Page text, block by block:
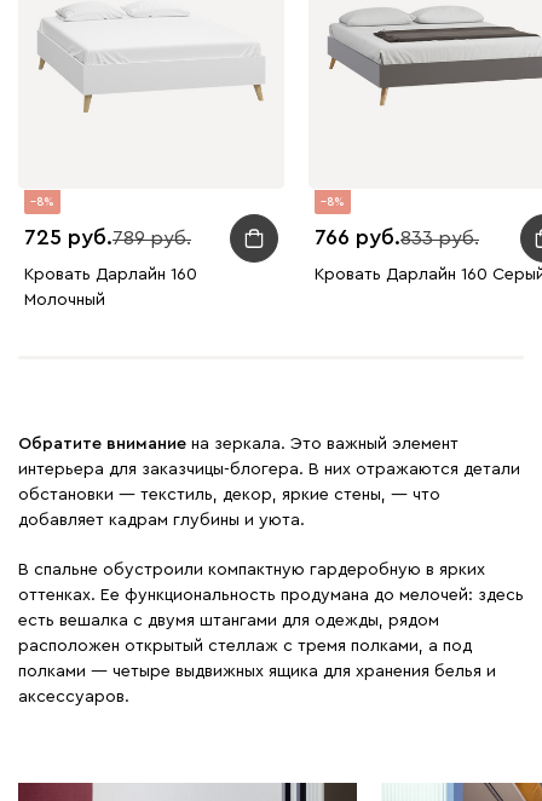
8
725 789
Кровать Дарлайн 160
Молочный
8
766 833
Кровать Дарлайн 160
Обратите внимание на зеркала. Это важный элемент
интерьера для заказчицы-блогера. В них отражаются детали
обстановки — текстиль, декор, яркие стены, — что
добавляет кадрам глубины и уюта.
В спальне обустроили компактную гардеробную в ярких
оттенках. Ее функциональность продумана до мелочей: здесь
есть вешалка с двумя штангами для одежды, рядом
расположен открытый стеллаж с тремя полками, а под
полками — четыре выдвижных ящика для хранения белья и
аксессуаров.